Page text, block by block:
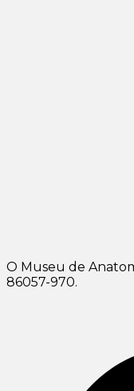
O Museu de
86057-970.